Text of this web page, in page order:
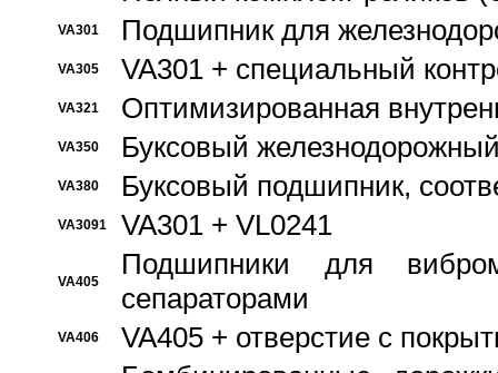
VA301 Подшипник для
VA305 VA301 + специальный
VA321 Оптимизированная
VA350 Буксовый
VA380 Буксовый подшипник,
VA3091 VA301 + VL0241
VA405
Подшипники для
сепараторами
VA406 VA405 + отверстие с